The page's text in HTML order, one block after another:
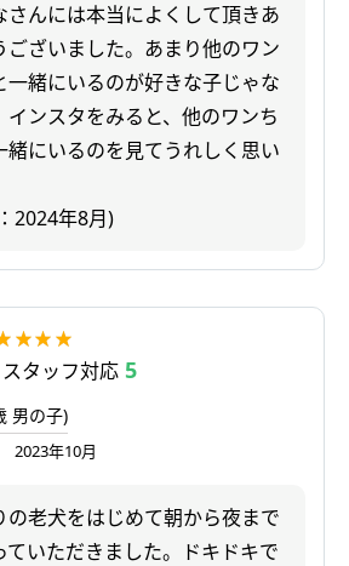
さんには本当によくして頂きあ
ございました。あまり他のワン
一緒にいるのが好きな子じゃな
インスタをみると、他のワンち
緒にいるのを見てうれしく思い
2024年8月)
スタッフ対応 5
男の子)
2023年10月
の老犬をはじめて朝から夜まで
ていただきました。ドキドキで